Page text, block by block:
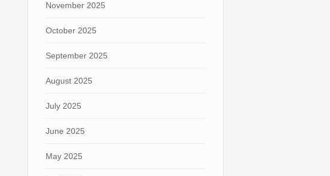
November 2025
October 2025
September 2025
August 2025
July 2025
June 2025
May 2025